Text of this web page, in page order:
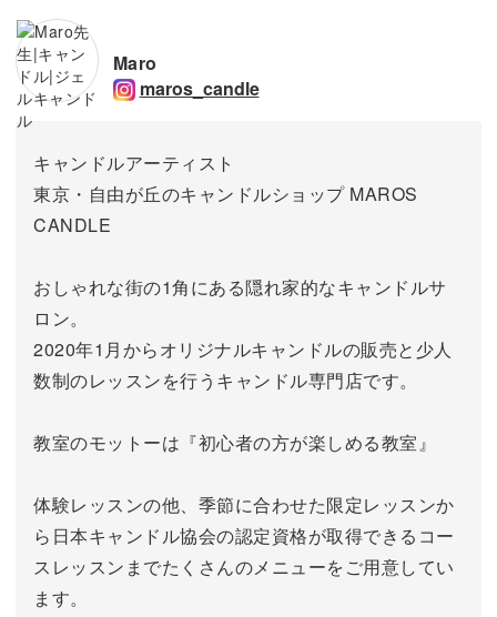
Maro
maros_candle
キャンドルアーティスト
東京・自由が丘のキャンドルショップ MAROS
CANDLE
おしゃれな街の1角にある隠れ家的なキャンドルサ
ロン。
2020年1月からオリジナルキャンドルの販売と少人
数制のレッスンを行うキャンドル専門店です。
教室のモットーは『初心者の方が楽しめる教室』
体験レッスンの他、季節に合わせた限定レッスンか
ら日本キャンドル協会の認定資格が取得できるコー
スレッスンまでたくさんのメニューをご用意してい
ます。